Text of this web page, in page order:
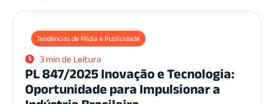
Tendências de Mídia e Publicidade
3 min de Leitura
PL 847/2025 Inovação e Tecnologia:
Oportunidade para Impulsionar a